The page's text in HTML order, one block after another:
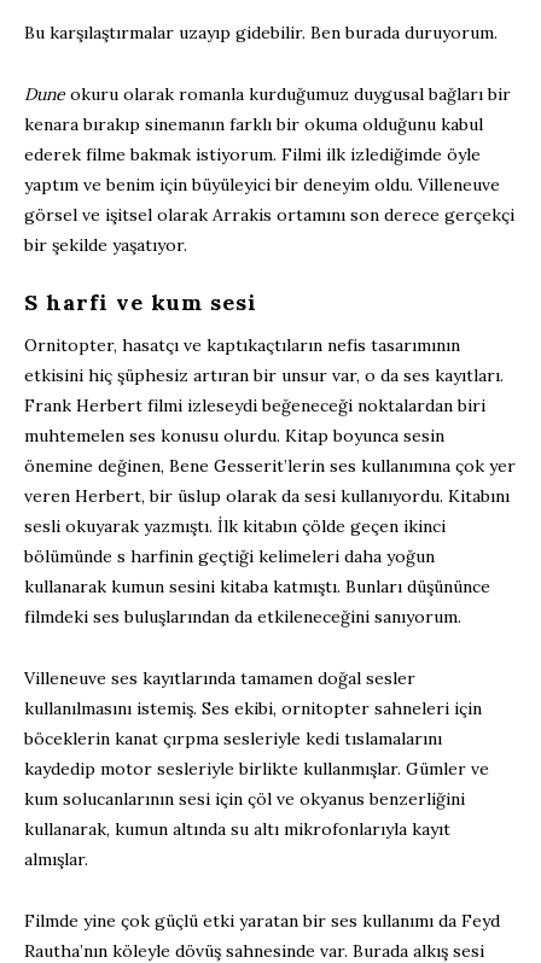
Bu karşılaştırmalar uzayıp gidebilir. Ben burada duruyorum.
Dune okuru olarak romanla kurduğumuz duygusal bağları bir
kenara bırakıp sinemanın farklı bir okuma olduğunu kabul
ederek filme bakmak istiyorum. Filmi ilk izlediğimde öyle
yaptım ve benim için büyüleyici bir deneyim oldu. Villeneuve
görsel ve işitsel olarak Arrakis ortamını son derece gerçekçi
bir şekilde yaşatıyor.
S harfi ve kum sesi
Ornitopter, hasatçı ve kaptıkaçtıların nefis tasarımının
etkisini hiç şüphesiz artıran bir unsur var, o da ses kayıtları.
Frank Herbert filmi izleseydi beğeneceği noktalardan biri
muhtemelen ses konusu olurdu. Kitap boyunca sesin
önemine değinen, Bene Gesserit’lerin ses kullanımına çok yer
veren Herbert, bir üslup olarak da sesi kullanıyordu. Kitabını
sesli okuyarak yazmıştı. İlk kitabın çölde geçen ikinci
bölümünde s harfinin geçtiği kelimeleri daha yoğun
kullanarak kumun sesini kitaba katmıştı. Bunları düşününce
filmdeki ses buluşlarından da etkileneceğini sanıyorum.
Villeneuve ses kayıtlarında tamamen doğal sesler
kullanılmasını istemiş. Ses ekibi, ornitopter sahneleri için
böceklerin kanat çırpma sesleriyle kedi tıslamalarını
kaydedip motor sesleriyle birlikte kullanmışlar. Gümler ve
kum solucanlarının sesi için çöl ve okyanus benzerliğini
kullanarak, kumun altında su altı mikrofonlarıyla kayıt
almışlar.
Filmde yine çok güçlü etki yaratan bir ses kullanımı da Feyd
Rautha’nın köleyle dövüş sahnesinde var. Burada alkış sesi